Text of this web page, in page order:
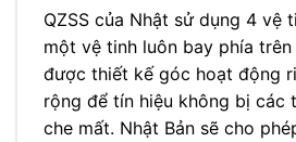
QZSS của Nhật sử dụng 4 vệ
một vệ tinh luôn bay phía
được thiết kế góc hoạt động
rộng để tín hiệu không bị các
che mất. Nhật Bản sẽ cho